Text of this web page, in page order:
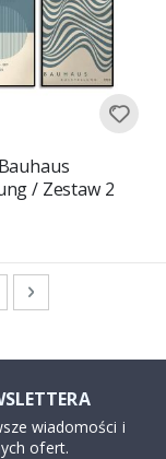
/ Zestaw 2
Strona
Następne
wiadomości i
ofert.